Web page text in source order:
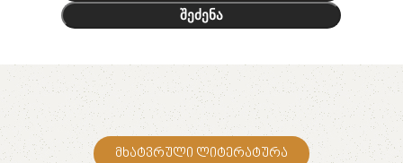
შეძენა
მხატვრული ლიტერატურა